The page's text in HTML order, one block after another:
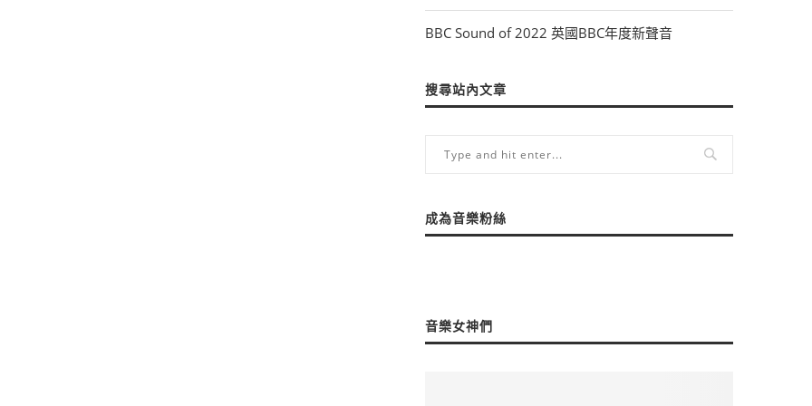
BBC Sound of 2022 英國BBC年度新聲音
搜尋站內文章
成為音樂粉絲
音樂女神們